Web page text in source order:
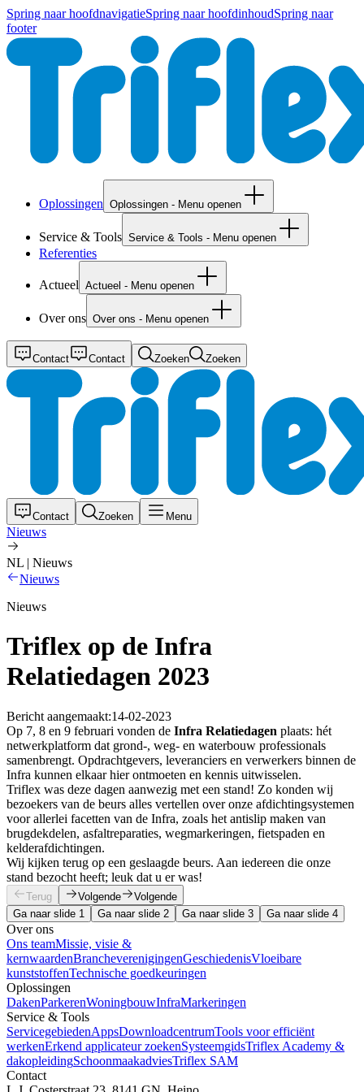
Spring naar hoofdnavigatieSpring naar hoofdinhoudSpring naar
footer
Oplossingen Oplossingen - Menu openen
Service & Tools Service & Tools - Menu openen
Referenties
Actueel Actueel - Menu openen
Over ons Over ons - Menu openen
Contact Contact Zoeken Zoeken
Contact Zoeken Menu
Nieuws
NL | Nieuws
Nieuws
Nieuws
Triflex op de Infra
Relatiedagen 2023
Bericht aangemaakt:14-02-2023
Op 7, 8 en 9 februari vonden de Infra Relatiedagen plaats: hét
netwerkplatform dat grond-, weg- en waterbouw professionals
samenbrengt. Opdrachtgevers, leveranciers en verwerkers binnen de
Infra kunnen elkaar hier ontmoeten en kennis uitwisselen.
Triflex was deze dagen aanwezig met een stand! Zo konden wij
bezoekers van de beurs alles vertellen over onze afdichtingsystemen
voor allerlei facetten van de Infra, zoals het antislip maken van
brugdekdelen, asfaltreparaties, wegmarkeringen, fietspaden en
kelderafdichtingen.
Wij kijken terug op een geslaagde beurs. Aan iedereen die onze
stand bezocht heeft; leuk dat u er was!
Terug Volgende
Volgende
Ga naar slide 1
Ga naar slide 2 Ga naar slide 3 Ga naar slide 4
Over ons
Ons teamMissie, visie &
kernwaardenBrancheverenigingenGeschiedenisVloeibare
kunststoffenTechnische goedkeuringen
Oplossingen
DakenParkerenWoningbouwInfraMarkeringen
Service & Tools
ServicegebiedenAppsDownloadcentrumTools voor efficiënt
werkenErkend applicateur zoekenSysteemgidsTriflex Academy &
dakopleidingSchoonmaakadviesTriflex SAM
Contact